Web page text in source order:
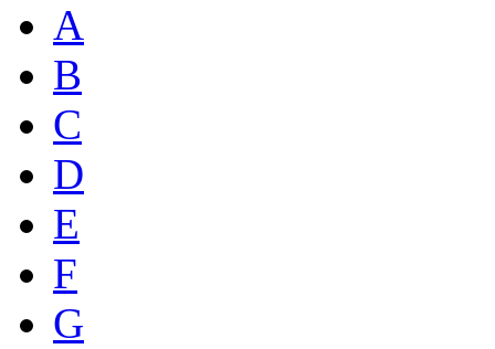
A
B
C
D
E
F
G